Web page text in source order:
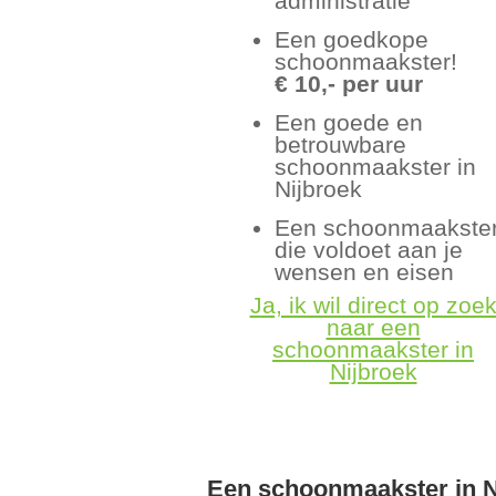
Een goedkope
schoonmaakster!
€ 10,- per uur
Een goede en
betrouwbare
schoonmaakster in
Nijbroek
Een
die voldoet aan je
wensen en eisen
Ja, ik wil direct op zoek
naar een
schoonmaakster in
Nijbroek
Een schoonmaakster in